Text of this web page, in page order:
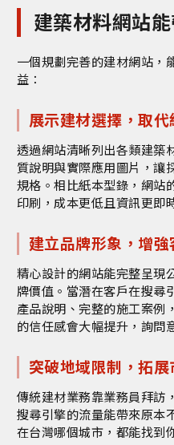
建築材料網站
一個規劃完善的建材網站，
益：
展示建材選擇，取
透過網站清晰列出各類建築
質說明與實際應用圖片，讓
規格。相比紙本型錄，網站
印刷，成本更低且資訊更即
建立品牌形象，增
精心設計的網站能完整呈現
牌價值。當潛在客戶在搜尋
產品說明、完整的施工案例
的信任感會大幅提升，詢問
突破地域限制，拓展
傳統建材業務靠業務員拜訪
搜尋引擎的流量能帶來原本
在台灣哪個城市，都能找到